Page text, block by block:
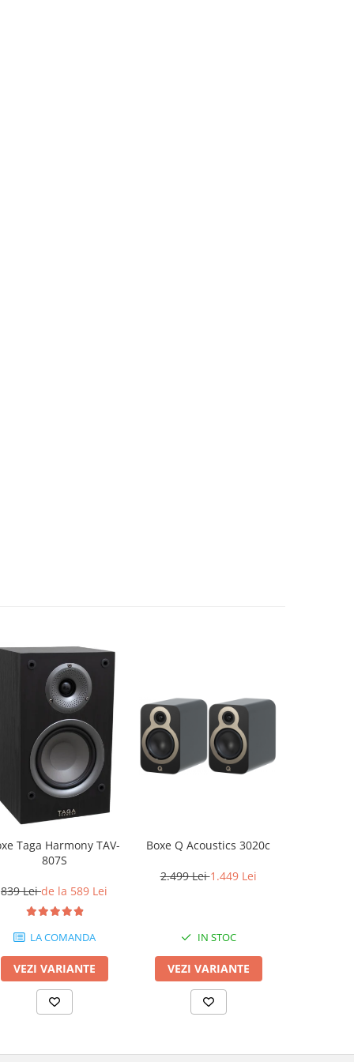
Taga Harmony TAV-
807S
839 Leide la 589 Lei
LA COMANDA
VEZI VARIANTE
Boxe Q Acoustics 3020c
2.499 Lei1.449 Lei
IN STOC
VEZI VARIANTE